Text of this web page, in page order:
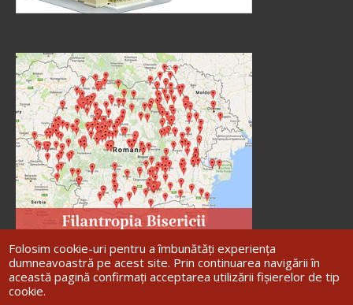
Folosim cookie-uri pentru a îmbunătăți experiența
dumneavoastră pe acest site. Prin continuarea navigării în
această pagină confirmați acceptarea utilizării fișierelor de tip
cookie.